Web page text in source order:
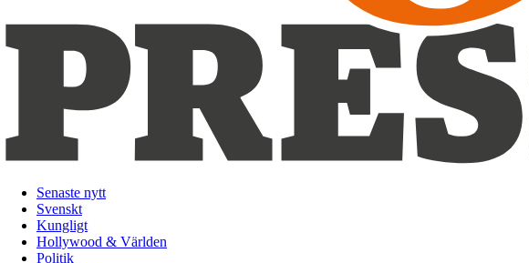
Senaste nytt
Svenskt
Kungligt
Hollywood & Världen
Politik